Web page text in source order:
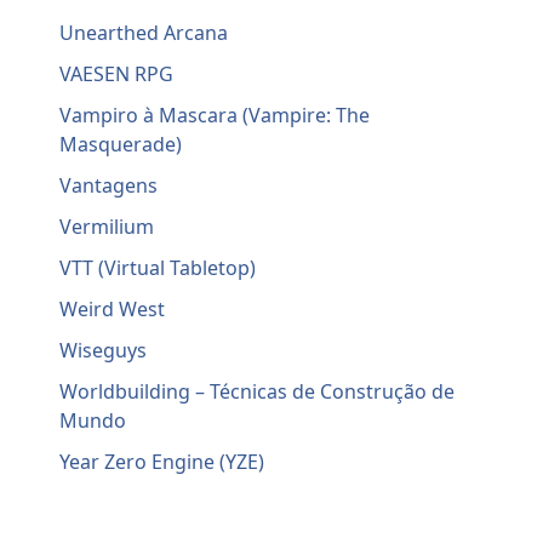
Unearthed Arcana
VAESEN RPG
Vampiro à Mascara (Vampire: The
Masquerade)
Vantagens
Vermilium
VTT (Virtual Tabletop)
Weird West
Wiseguys
Worldbuilding – Técnicas de Construção de
Mundo
Year Zero Engine (YZE)